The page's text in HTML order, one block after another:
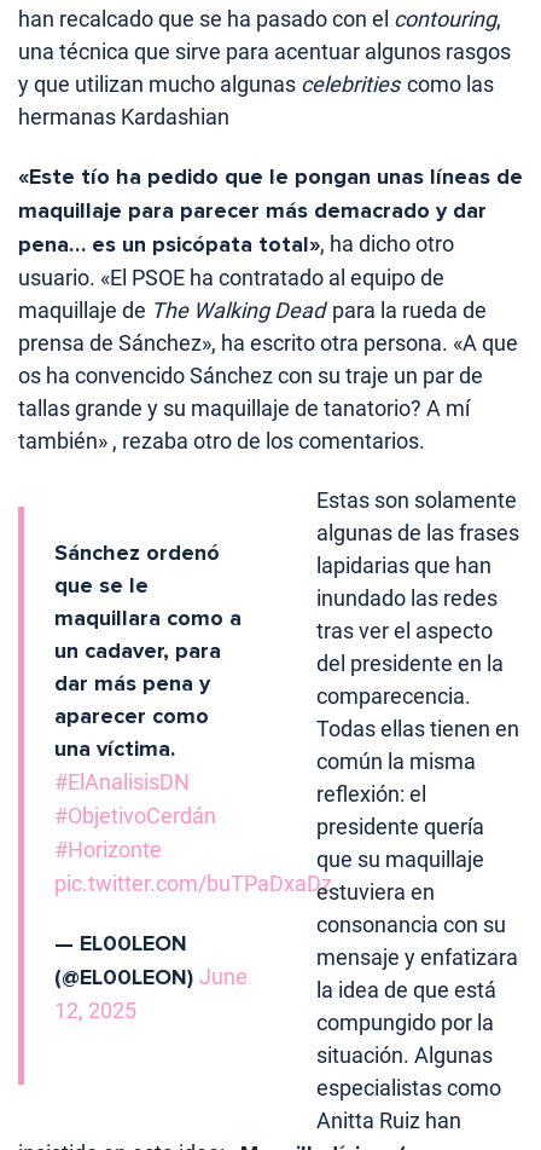
han recalcado que se ha pasado con el contouring,
una técnica que sirve para acentuar algunos rasgos
y que utilizan mucho algunas celebrities como las
hermanas Kardashian
«Este tío ha pedido que le pongan unas líneas de
maquillaje para parecer más demacrado y dar
pena… es un psicópata total», ha dicho otro
usuario. «El PSOE ha contratado al equipo de
maquillaje de The Walking Deadpara la rueda de
prensa de Sánchez», ha escrito otra persona. «A que
os ha convencido Sánchez con su traje un par de
tallas grande y su maquillaje de tanatorio? A mí
también» , rezaba otro de los comentarios.
Sánchez ordenó
que se le
maquillara como a
un cadaver, para
dar más pena y
aparecer como
una víctima.
#ElAnalisisDN
#ObjetivoCerdán
#Horizonte
pic.twitter.com/buTPaDxaDz
— EL00LEON
(@EL00LEON) June
12, 2025
Estas son solamente
algunas de las frases
lapidarias que han
inundado las redes
tras ver el aspecto
del presidente en la
comparecencia.
Todas ellas tienen en
común la misma
reflexión: el
presidente quería
que su maquillaje
estuviera en
consonancia con su
mensaje y enfatizara
la idea de que está
compungido por la
situación. Algunas
especialistas como
Anitta Ruiz han